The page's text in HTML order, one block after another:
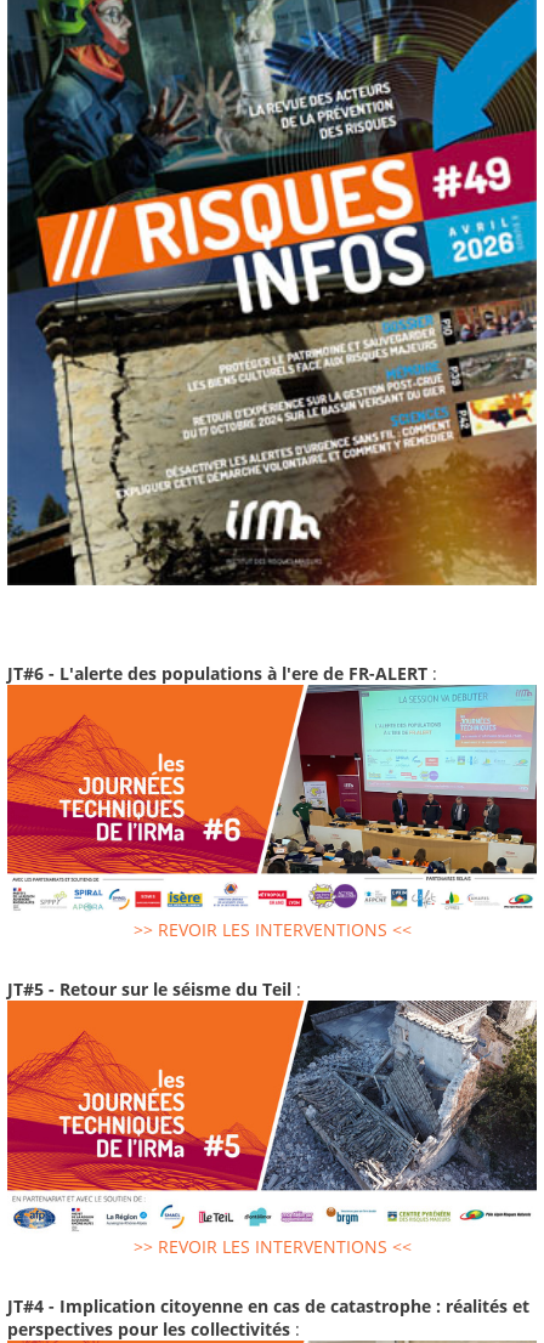
JT#6 - L'alerte des populations à l'ere de FR-ALERT :
>> REVOIR LES INTERVENTIONS <<
JT#5 - Retour sur le séisme du Teil :
>> REVOIR LES INTERVENTIONS <<
JT#4 - Implication citoyenne en cas de catastrophe : réalités et
perspectives pour les collectivités :